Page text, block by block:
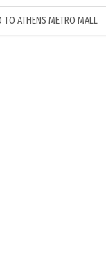
ATHENS METRO MALL